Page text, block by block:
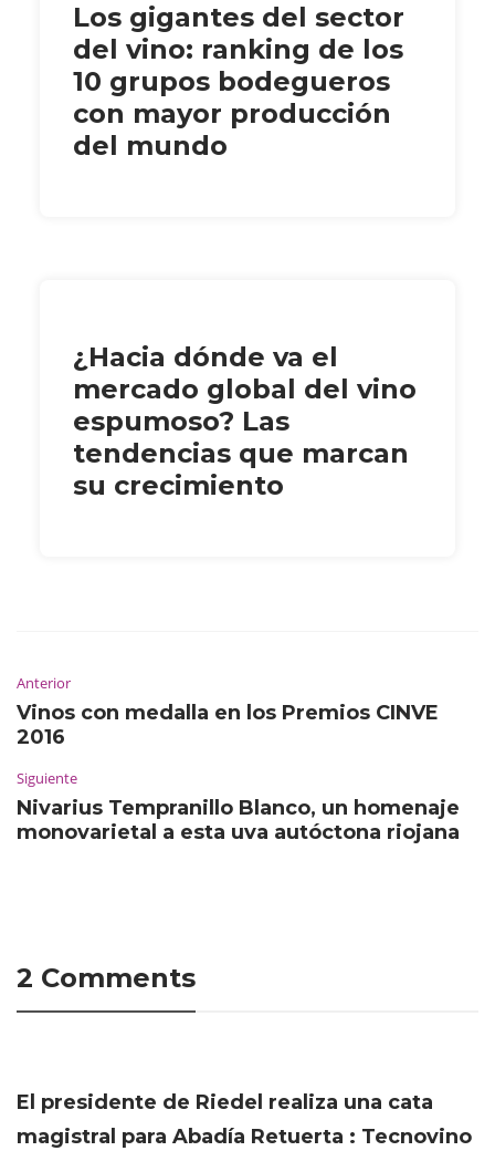
Los gigantes del sector
del vino: ranking de los
10 grupos bodegueros
con mayor producción
del mundo
¿Hacia dónde va el
mercado global del vino
espumoso? Las
tendencias que marcan
su crecimiento
Anterior
Vinos con medalla en los Premios CINVE
2016
Siguiente
Nivarius Tempranillo Blanco, un homenaje
monovarietal a esta uva autóctona riojana
2 Comments
El presidente de Riedel realiza una cata
magistral para Abadía Retuerta : Tecnovino